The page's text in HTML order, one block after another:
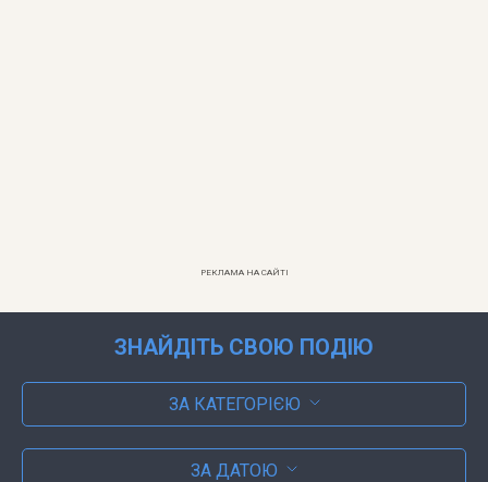
РЕКЛАМА НА САЙТІ
ЗНАЙДІТЬ СВОЮ ПОДІЮ
ЗА КАТЕГОРІЄЮ
ЗА ДАТОЮ